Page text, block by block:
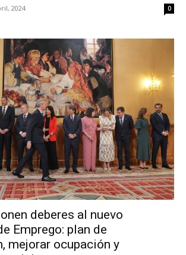
2024 0
deberes al nuevo
Emprego: plan de
mejorar ocupación y